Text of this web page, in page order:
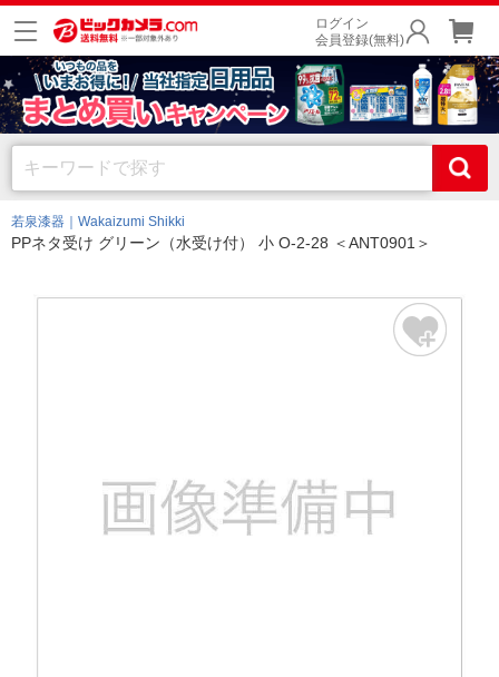
ログイン
会員登録(無料)
若泉漆器｜Wakaizumi Shikki
PPネタ受け グリーン（水受け付） 小 O-2-28 ＜ANT0901＞